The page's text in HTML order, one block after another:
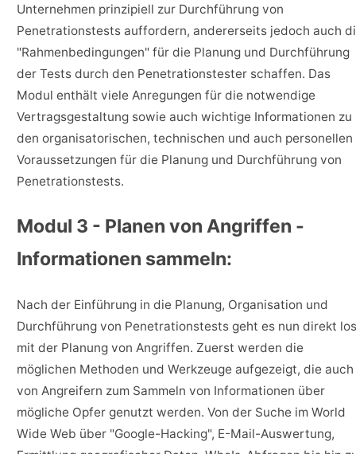
Unternehmen prinzipiell zur Durchführung von
Penetrationstests auffordern, andererseits jedoch auch
"Rahmenbedingungen" für die Planung und Durchführung
der Tests durch den Penetrationstester schaffen. Das
Modul enthält viele Anregungen für die notwendige
Vertragsgestaltung sowie auch wichtige Informationen zu
den organisatorischen, technischen und auch personellen
Voraussetzungen für die Planung und Durchführung von
Penetrationstests.
Modul 3 - Planen von Angriffen -
Informationen sammeln:
Nach der Einführung in die Planung, Organisation und
Durchführung von Penetrationstests geht es nun direkt los
mit der Planung von Angriffen. Zuerst werden die
möglichen Methoden und Werkzeuge aufgezeigt, die auch
von Angreifern zum Sammeln von Informationen über
mögliche Opfer genutzt werden. Von der Suche im World
Wide Web über "Google-Hacking", E-Mail-Auswertung,